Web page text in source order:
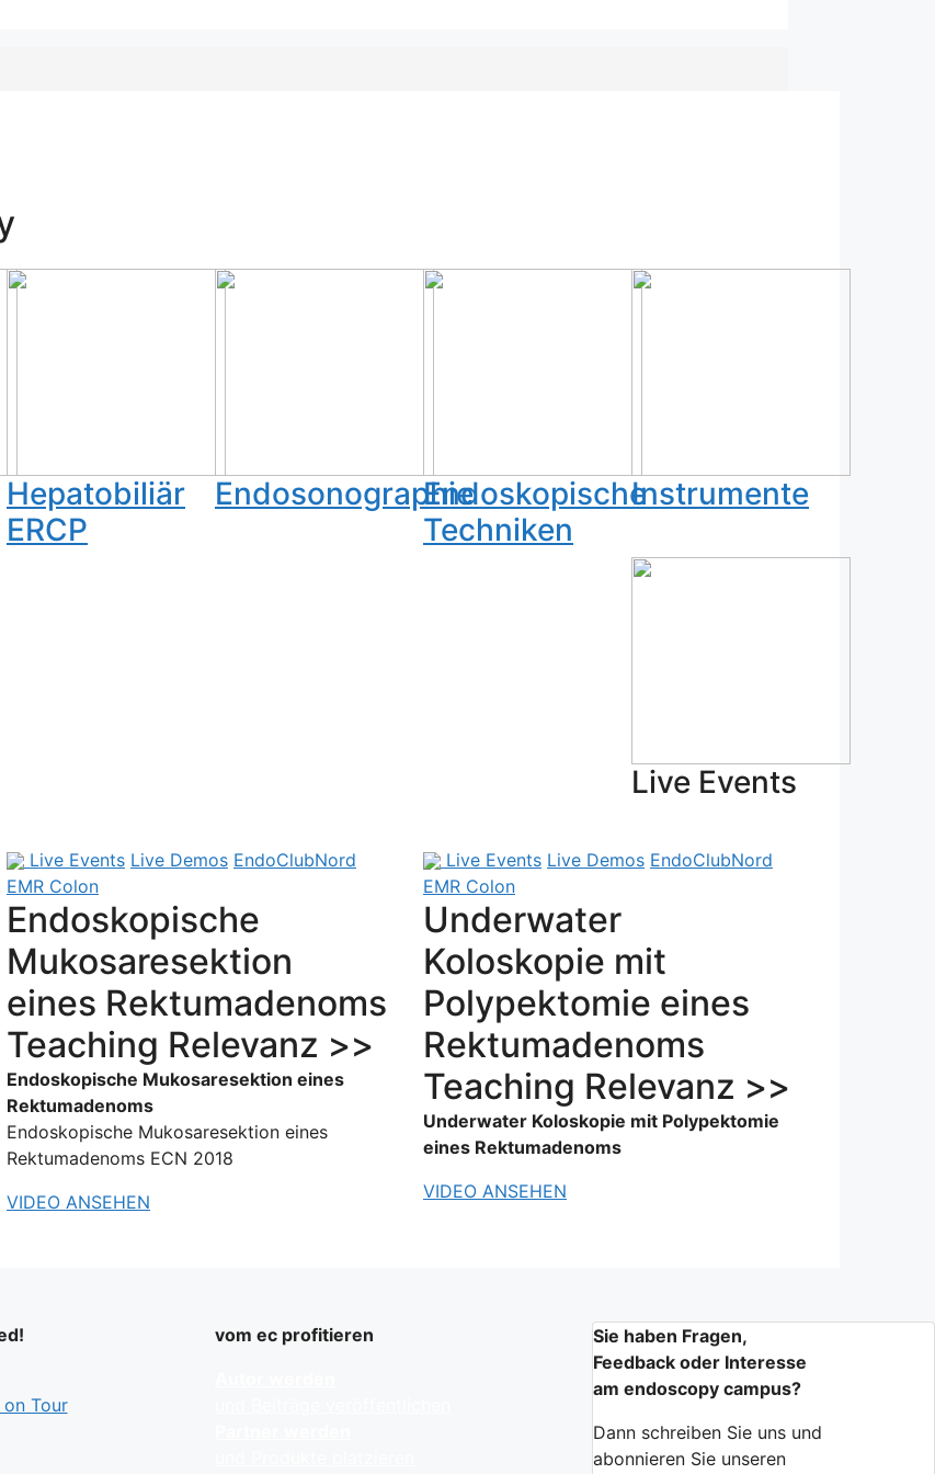
Hepatobiliär
ERCP
EndosonographieEndoskopische
Techniken
Instrumente
Live Events
Live Events Live Demos EndoClubNord
EMR Colon
Endoskopische
Mukosaresektion
eines Rektumadenoms
Teaching Relevanz >>
Endoskopische Mukosaresektion eines
Rektumadenoms
Endoskopische Mukosaresektion eines
Rektumadenoms ECN 2018
VIDEO ANSEHEN
Live Events Live Demos EndoClubNord
EMR Colon
Underwater
Koloskopie mit
Polypektomie eines
Rektumadenoms
Teaching Relevanz >>
Underwater Koloskopie mit Polypektomie
eines Rektumadenoms
VIDEO ANSEHEN
Tour
vom ec profitieren
Sie haben Fragen,
Feedback oder Interesse
am endoscopy campus?
Dann schreiben Sie uns und
abonnieren Sie unseren